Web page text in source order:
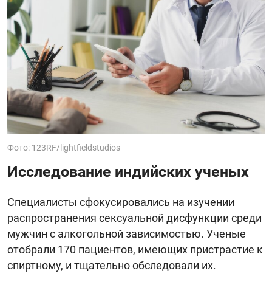
Фото: 123RF/lightfieldstudios
Исследование индийских ученых
Специалисты сфокусировались на изучении
распространения сексуальной дисфункции среди
мужчин с алкогольной зависимостью. Ученые
отобрали 170 пациентов, имеющих пристрастие к
спиртному, и тщательно обследовали их.